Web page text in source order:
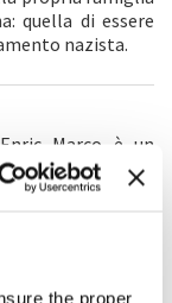
the proper
quella di essere
nazista.
Marco è un
di un’ombra.
Vargas Llosa,
e “geniale”
raggiunto il suo